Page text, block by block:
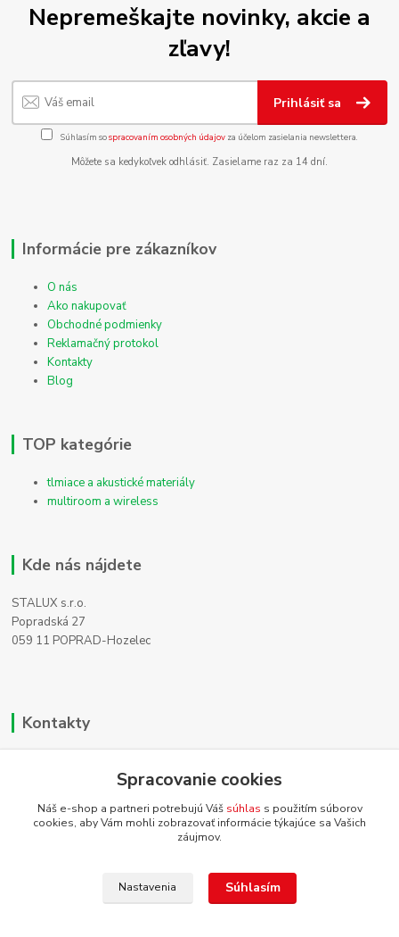
Nepremeškajte novinky, akcie a
zľavy!
Prihlásiť sa
Súhlasím sospracovaním osobných údajov za účelom zasielania newslettera.
Môžete sa kedykoľvek odhlásiť. Zasielame raz za 14 dní.
Informácie pre zákazníkov
O nás
Ako nakupovať
Obchodné podmienky
Reklamačný protokol
Kontakty
Blog
TOP kategórie
tlmiace a akustické materiály
multiroom a wireless
Kde nás nájdete
STALUX s.r.o.
Popradská 27
059 11 POPRAD-Hozelec
Kontakty
+421 911 990 200
info@homehifi.sk
Spracovanie cookies
Náš e-shop a partneri potrebujú Váš súhlas s použitím súborov
cookies, aby Vám mohli zobrazovať informácie týkajúce sa Vašich
záujmov.
Nastavenia Súhlasím